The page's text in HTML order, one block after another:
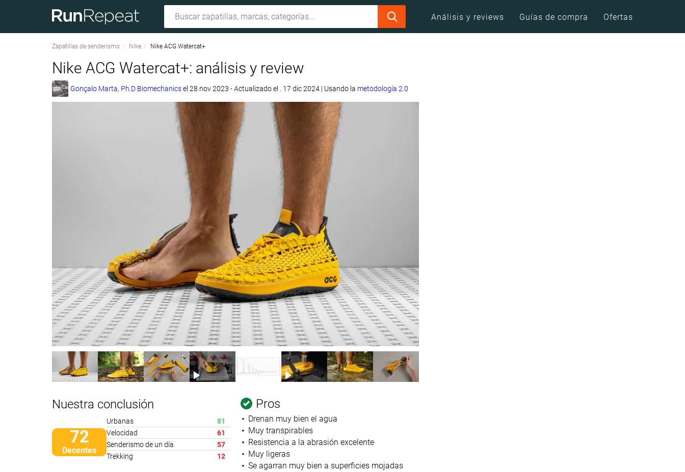
Análisis y reviews Guías de compra Ofertas
Zapatillas de senderismo Nike Nike ACG Watercat+
Nike ACG Watercat+: análisis y review
Gonçalo Marta, Ph.D Biomechanicsel 28 nov 2023 - Actualizado el . 17 dic 2024 | Usando la metodología 2.0
Nuestra conclusión
72
Decentes
Urbanas
81
Velocidad
61
Senderismo de un día
57
Trekking
12
Pros
Drenan muy bien el agua
Muy transpirables
Resistencia a la abrasión excelente
Muy ligeras
Se agarran muy bien a superficies mojadas